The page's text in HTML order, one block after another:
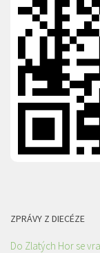
ZPRÁVY Z DIECÉZE
Do Zlatých Hor se